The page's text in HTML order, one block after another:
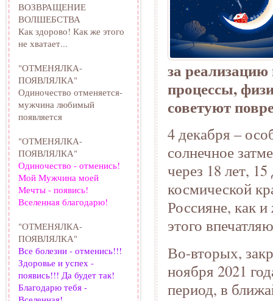
за
процессы,
советуют
4 декабря –
солнечное
через 18 лет,
космической
Россияне, как
этого
Во-вторых,
ноября 2021
период, в
ВОЗВРАЩЕНИЕ
ВОЛШЕБСТВА
Как здорово! Как же этого
не хватает...
"ОТМЕНЯЛКА-
ПОЯВЛЯЛКА"
Одиночество отменяется-
мужчина любимый
появляется
"ОТМЕНЯЛКА-
ПОЯВЛЯЛКА"
Одиночество - отменись!
Мой Мужчина моей
Мечты - появись!
Вселенная благодарю!
"ОТМЕНЯЛКА-
ПОЯВЛЯЛКА"
Все болезни - отменись!!!
Здоровье и успех -
появись!!! Да будет так!
Благодарю тебя -